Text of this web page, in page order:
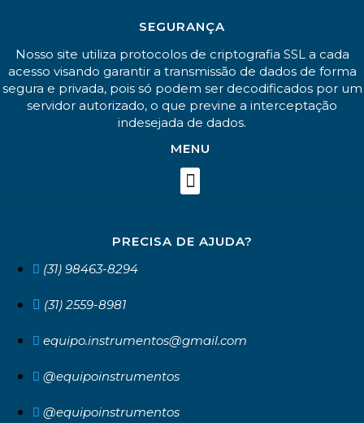
SEGURANÇA
Nosso site utiliza protocolos de criptografia SSL a cada
acesso visando garantir a transmissão de dados de forma
segura e privada, pois só podem ser decodificados por um
servidor autorizado, o que previne a interceptação
indesejada de dados.
MENU
PRECISA DE AJUDA?
(31) 98463-8294
(31) 2559-8981
equipo.instrumentos@gmail.com
@equipoinstrumentos
@equipoinstrumentos